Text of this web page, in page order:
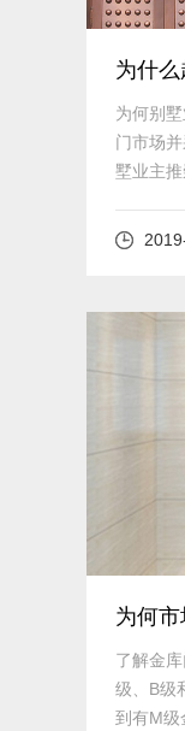
为什
门？
为何别
门市场
墅业主
为何
了解金
级、B级
到有M级